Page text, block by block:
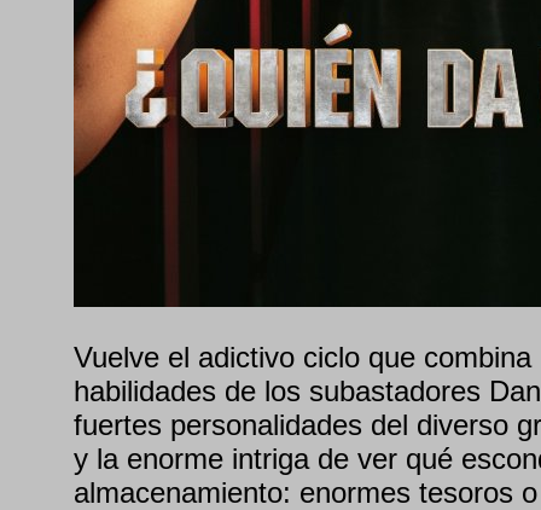
Vuelve el adictivo ciclo que combina
habilidades de los subastadores
fuertes personalidades del diverso
y la enorme intriga de ver qué
almacenamiento: enormes tesoros